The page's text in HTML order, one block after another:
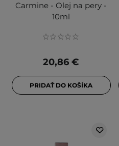
Carmine - Olej na pery -
10ml
20,86 €
PRIDAŤ DO KOŠÍKA